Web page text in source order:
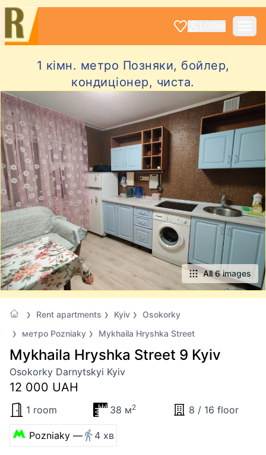
1 кімн. метро Позняки, бойлер,
кондиціонер, чиста.
All 6 images
Rent apartments Kyiv
Osokorky
метро Pozniaky
Mykhaila Hryshka Street
Mykhaila Hryshka Street 9 Kyiv
Osokorky Darnytskyi Kyiv
12 000 UAH
1 room 38 м2 8 / 16 floor
Pozniaky — 4 хв